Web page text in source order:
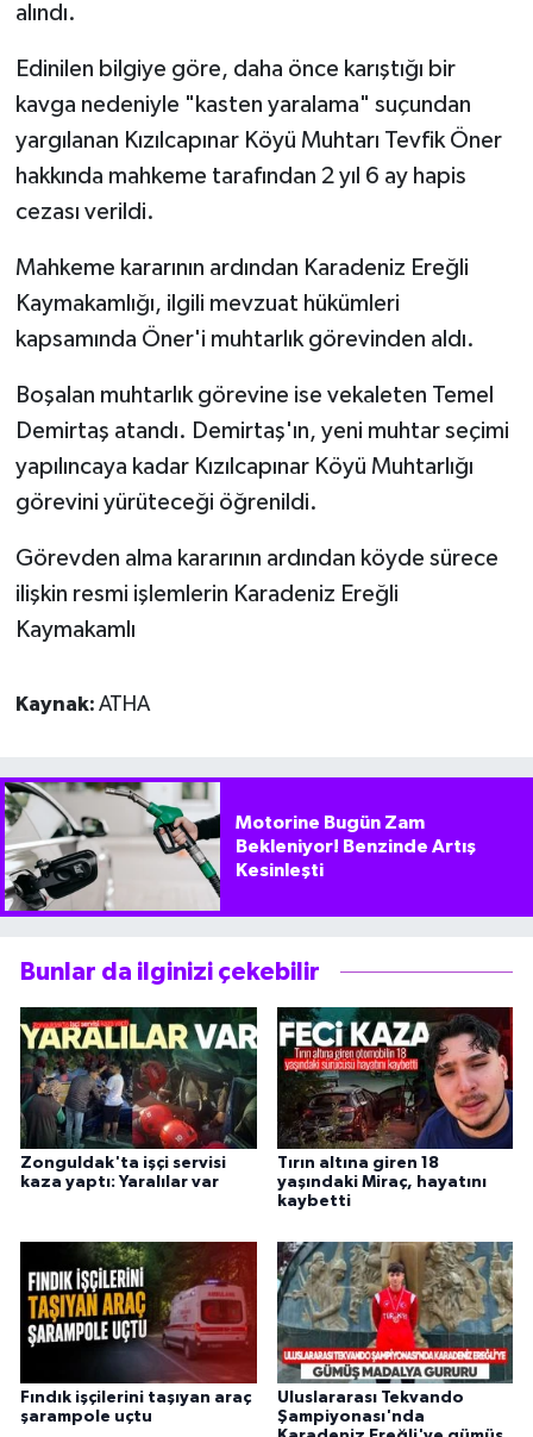
alındı.
Edinilen bilgiye göre, daha önce karıştığı bir
kavga nedeniyle "kasten yaralama" suçundan
yargılanan Kızılcapınar Köyü Muhtarı Tevfik Öner
hakkında mahkeme tarafından 2 yıl 6 ay hapis
cezası verildi.
Mahkeme kararının ardından Karadeniz Ereğli
Kaymakamlığı, ilgili mevzuat hükümleri
kapsamında Öner'i muhtarlık görevinden aldı.
Boşalan muhtarlık görevine ise vekaleten Temel
Demirtaş atandı. Demirtaş'ın, yeni muhtar seçimi
yapılıncaya kadar Kızılcapınar Köyü Muhtarlığı
görevini yürüteceği öğrenildi.
Görevden alma kararının ardından köyde sürece
ilişkin resmi işlemlerin Karadeniz Ereğli
Kaymakamlı
Kaynak: ATHA
Motorine Bugün Zam
Bekleniyor! Benzinde Artış
Kesinleşti
Bunlar da ilginizi çekebilir
Zonguldak'ta işçi servisi
kaza yaptı: Yaralılar var
Tırın altına giren 18
yaşındaki Miraç, hayatını
kaybetti
Fındık işçilerini taşıyan araç
şarampole uçtu
Uluslararası Tekvando
Şampiyonası'nda